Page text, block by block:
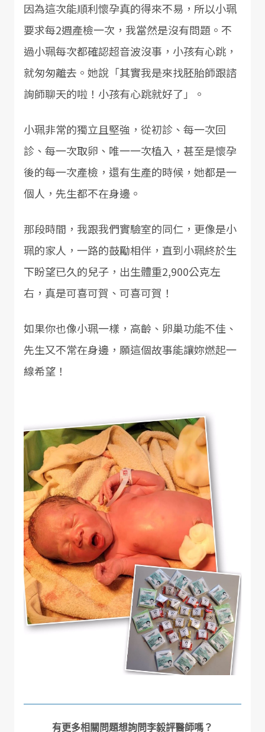
因為這次能順利懷孕真的得來不易，所以小珮
要求每2週產檢一次，我當然是沒有問題。不
過小珮每次都確認超音波沒事，小孩有心跳，
就匆匆離去。她說「其實我是來找胚胎師跟諮
詢師聊天的啦！小孩有心跳就好了」。
小珮非常的獨立且堅強，從初診、每一次回
診、每一次取卵、唯一一次植入，甚至是懷孕
後的每一次產檢，還有生產的時候，她都是一
個人，先生都不在身邊。
那段時間，我跟我們實驗室的同仁，更像是小
珮的家人，一路的鼓勵相伴，直到小珮終於生
下盼望已久的兒子，出生體重2,900公克左
右，真是可喜可賀、可喜可賀！
如果你也像小珮一樣，高齡、卵巢功能不佳、
先生又不常在身邊，願這個故事能讓妳燃起一
線希望！
有更多相關問題想詢問李毅評醫師嗎？